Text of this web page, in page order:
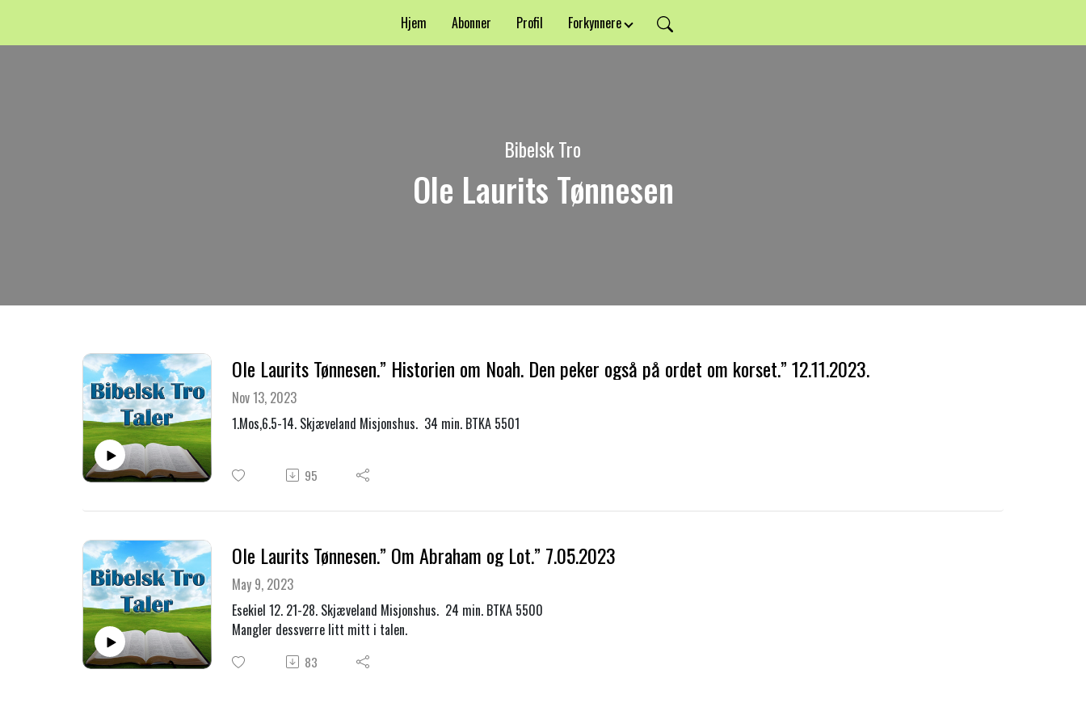
Hjem Abonner Profil Forkynnere
Bibelsk Tro
Ole Laurits Tønnesen
Ole Laurits Tønnesen.” Historien om Noah. Den peker også på ordet om korset.” 12.11.2023.
Nov 13, 2023
1.Mos,6.5-14. Skjæveland Misjonshus. 34 min. BTKA 5501
95
Ole Laurits Tønnesen.” Om Abraham og Lot.” 7.05.2023
May 9, 2023
Esekiel 12. 21-28. Skjæveland Misjonshus. 24 min. BTKA 5500
Mangler dessverre litt mitt i talen.
83